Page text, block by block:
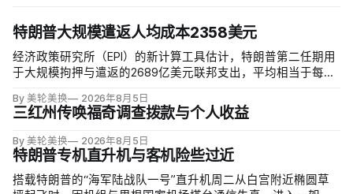
特朗普大规模遣返人均成本2358美元
经济政策研究所（EPI）的新计算工具估计，特朗普第二任期用
于大规模拘押与遣返的2689亿美元联邦支出，平均相当于每名
涅狄格约3395美元，西弗吉尼亚约1297美元。
By 美轮美换 2026年8月5日
三红州传唤福奇调查拨款与个人收益
By 美轮美换 2026年8月5日
特朗普专机直升机与客机险些过近
搭载特朗普的“海军陆战队一号”直升机周二从白宫附近椭圆草